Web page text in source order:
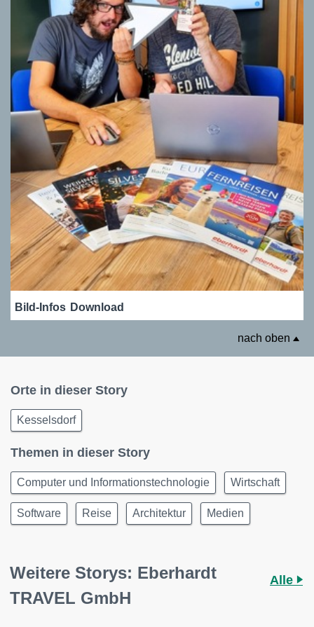
Bild-Infos Download
nach oben
Orte in dieser Story
Kesselsdorf
Themen in dieser Story
Computer und Informationstechnologie Wirtschaft
Software Reise Architektur Medien
Weitere Storys: Eberhardt
TRAVEL GmbH
Alle